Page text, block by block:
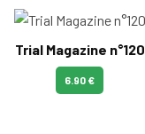
Trial Magazine n°120
6.90 €